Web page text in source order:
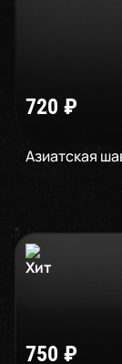
720 ₽
Азиатская
750 ₽